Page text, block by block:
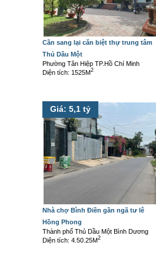
Cần sang lại căn biệt thự trung tâm
Thủ Dầu Một
Phường Tân Hiệp TP.Hồ Chí Minh
Diện tích: 1525M2
Giá: 5,1 tỷ
Nhà chợ Bình Điền gần ngã tư lê
Hồng Phong
Thành phố Thủ Dầu Một Bình Dương
Diện tích: 4.50.25M2